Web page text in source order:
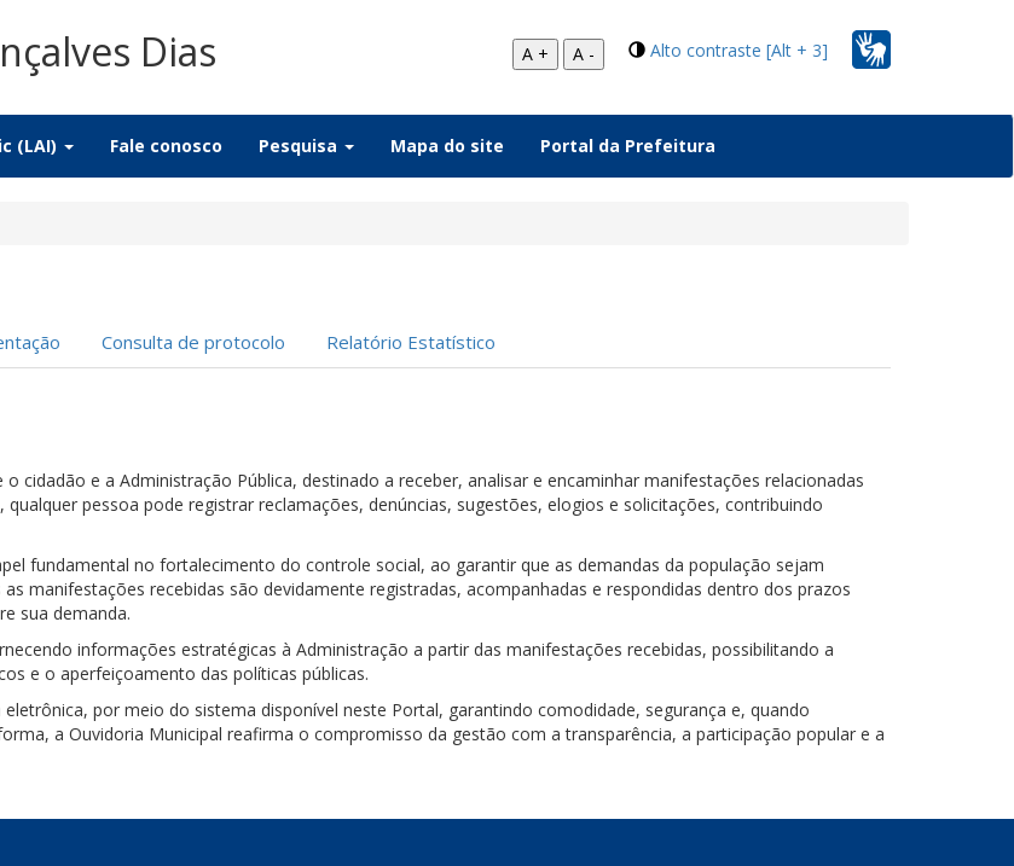
Dias Alto contraste [Alt + 3]
A + A -
(LAI) Fale conosco Pesquisa Mapa do site Portal da Prefeitura
Consulta de protocolo Relatório Estatístico
cidadão e a Administração Pública, destinado a receber, analisar e encaminhar manifestações relacionadas
pessoa pode registrar reclamações, denúncias, sugestões, elogios e solicitações, contribuindo
fundamental no fortalecimento do controle social, ao garantir que as demandas da população sejam
manifestações recebidas são devidamente registradas, acompanhadas e respondidas dentro dos prazos
sua demanda.
informações estratégicas à Administração a partir das manifestações recebidas, possibilitando a
e o aperfeiçoamento das políticas públicas.
por meio do sistema disponível neste Portal, garantindo comodidade, segurança e, quando
a Ouvidoria Municipal reafirma o compromisso da gestão com a transparência, a participação popular e a